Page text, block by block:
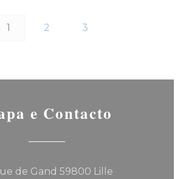
1 2 3
e Contacto
de Gand 59800 Lille